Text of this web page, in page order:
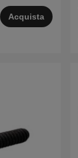
Acquista